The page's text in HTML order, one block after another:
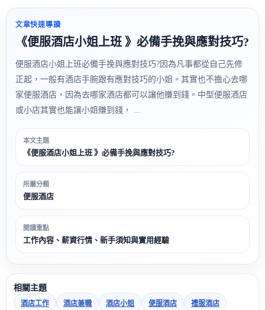
文章快速導讀
《便服酒店小姐上班 》必備手挽與應對技巧?
便服酒店小姐上班必備手挽與應對技巧?因為凡事都從自己先修
正起，一般有酒店手腕跟有應對技巧的小姐。其實也不擔心去哪
家便服酒店，因為去哪家酒店都可以讓他賺到錢。中型便服酒店
或小店其實也能讓小姐賺到錢， ...
本文主題
《便服酒店小姐上班 》必備手挽與應對技巧?
所屬分類
便服酒店
閱讀重點
工作內容、薪資行情、新手須知與實用經驗
相關主題
酒店工作 酒店兼職 酒店小姐 便服酒店 禮服酒店